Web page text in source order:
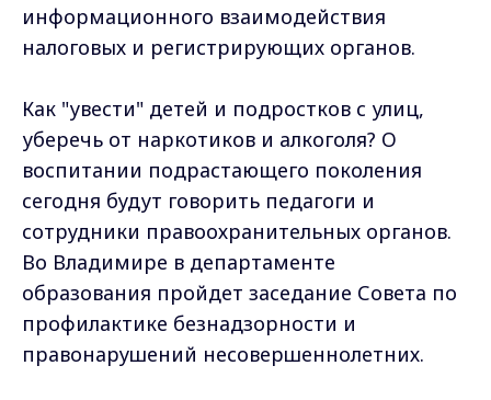
информационного взаимодействия
налоговых и регистрирующих органов.
Как "увести" детей и подростков с улиц,
уберечь от наркотиков и алкоголя? О
воспитании подрастающего поколения
сегодня будут говорить педагоги и
сотрудники правоохранительных органов.
Во Владимире в департаменте
образования пройдет заседание Совета по
профилактике безнадзорности и
правонарушений несовершеннолетних.